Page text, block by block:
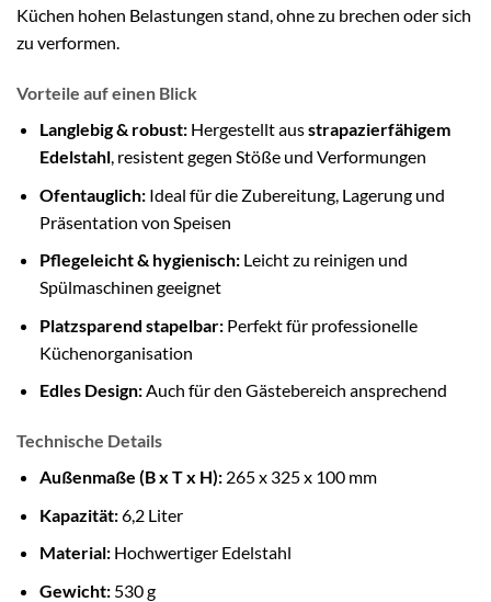
Küchen hohen Belastungen stand, ohne zu brechen oder sich
zu verformen.
Vorteile auf einen Blick
Langlebig & robust:Hergestellt ausstrapazierfähigem
Edelstahl, resistent gegen Stöße und Verformungen
Ofentauglich:Ideal für die Zubereitung, Lagerung und
Präsentation von Speisen
Pflegeleicht & hygienisch:Leicht zu reinigen und
Spülmaschinen geeignet
Platzsparend stapelbar:Perfekt für professionelle
Küchenorganisation
Edles Design:Auch für den Gästebereich ansprechend
Technische Details
Außenmaße (B x T x H):265 x 325 x 100 mm
Kapazität:6,2 Liter
Material:Hochwertiger Edelstahl
Gewicht:530 g